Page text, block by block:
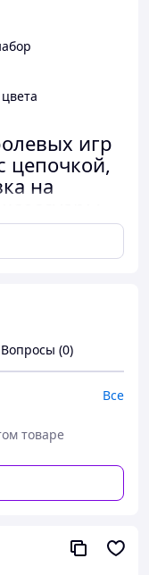
игр
цепочкой,
на
Вопросы (0)
Все
товаре